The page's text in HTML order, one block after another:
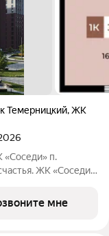
Темерницкий,ЖК
вашеймне